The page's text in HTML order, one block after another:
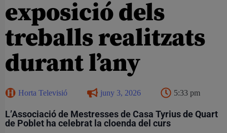
exposició dels
treballs realitzats
durant l’any
Horta Televisió juny 3, 2026 5:33 pm
L’Associació de Mestresses de Casa Tyrius de Quart
de Poblet ha celebrat la cloenda del curs